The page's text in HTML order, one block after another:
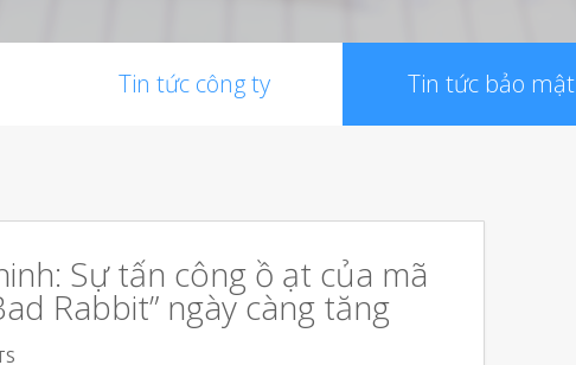
Tin tức công ty Tin tức bảo mật
Sự tấn công ồ ạt của mã
Rabbit” ngày càng tăng